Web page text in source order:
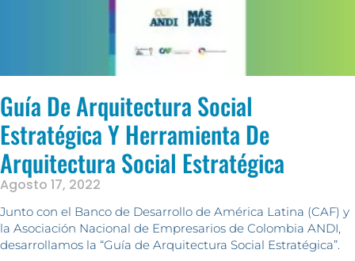
Guía De Arquitectura Social
Estratégica Y Herramienta De
Arquitectura Social Estratégica
Agosto 17, 2022
Junto con el Banco de Desarrollo de América Latina (CAF) y
la Asociación Nacional de Empresarios de Colombia ANDI,
desarrollamos la “Guía de Arquitectura Social Estratégica”.